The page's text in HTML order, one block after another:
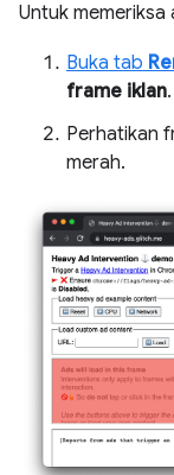
Untuk
Buka tab
frame iklan.
Perhatikan
merah.